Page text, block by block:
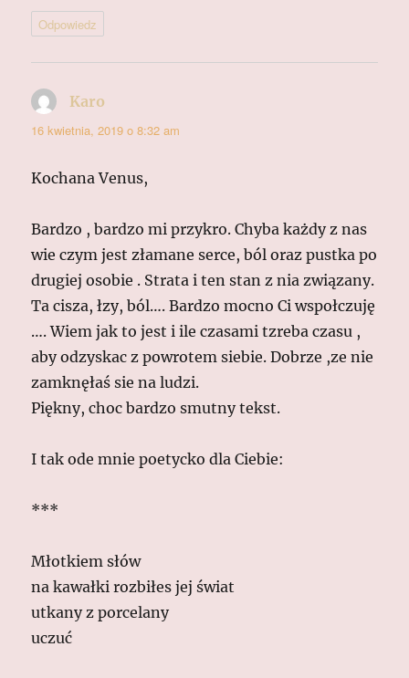
Odpowiedz
Karo
16 kwietnia, 2019 o 8:32 am
Kochana Venus,
Bardzo , bardzo mi przykro. Chyba każdy z nas
wie czym jest złamane serce, ból oraz pustka po
drugiej osobie . Strata i ten stan z nia związany.
Ta cisza, łzy, ból…. Bardzo mocno Ci wspołczuję
…. Wiem jak to jest i ile czasami tzreba czasu ,
aby odzyskac z powrotem siebie. Dobrze ,ze nie
zamknęłaś sie na ludzi.
Piękny, choc bardzo smutny tekst.
I tak ode mnie poetycko dla Ciebie:
***
Młot­kiem słów
na ka­wałki roz­biłes jej świat
ut­ka­ny z porcelany
uczuć